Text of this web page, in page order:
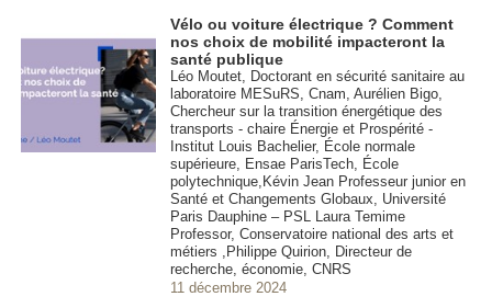
Vélo ou voiture électrique ? Comment
nos choix de mobilité impacteront la
santé publique
Léo Moutet, Doctorant en sécurité sanitaire au
laboratoire MESuRS, Cnam, Aurélien Bigo,
Chercheur sur la transition énergétique des
transports - chaire Énergie et Prospérité -
Institut Louis Bachelier, École normale
supérieure, Ensae ParisTech, École
polytechnique,Kévin Jean Professeur junior en
Santé et Changements Globaux, Université
Paris Dauphine – PSL Laura Temime
Professor, Conservatoire national des arts et
métiers ,Philippe Quirion, Directeur de
recherche, économie, CNRS
11 décembre 2024